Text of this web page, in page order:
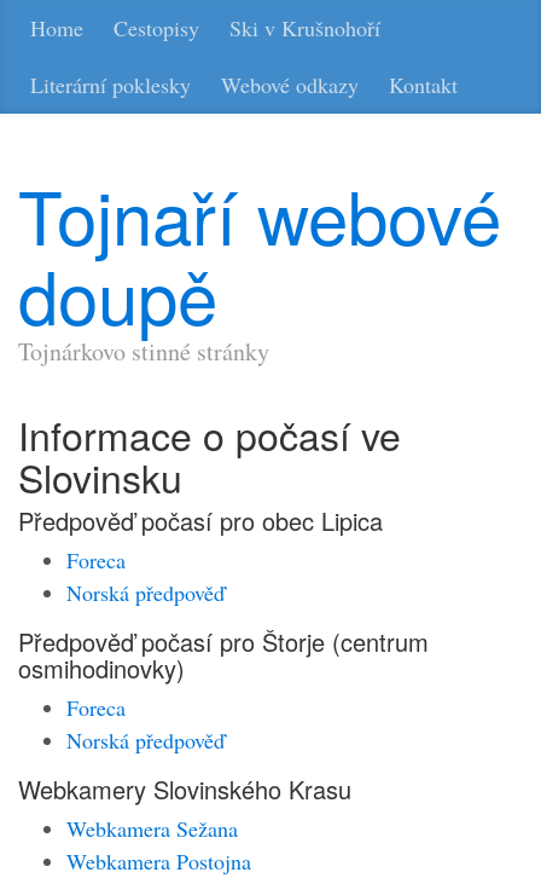
Home Cestopisy
Ski v Krušnohoří
Literární poklesky
Webové odkazy Kontakt
Tojnaří webové
doupě
Tojnárkovo stinné stránky
Informace o počasí ve
Slovinsku
Předpověď počasí pro obec Lipica
Foreca
Norská předpověď
Předpověď počasí pro Štorje (centrum
osmihodinovky)
Foreca
Norská předpověď
Webkamery Slovinského Krasu
Webkamera Sežana
Webkamera Postojna